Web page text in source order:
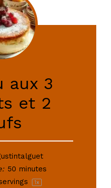
aux 3
et 2
50 minutes
1x